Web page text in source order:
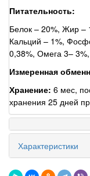
Питательность:
Белок – 20%, Жир –
Кальций – 1%,
0,38%, Омега 3–
Измеренная
Хранение: 6 мес,
хранения 25 дней
Характеристики